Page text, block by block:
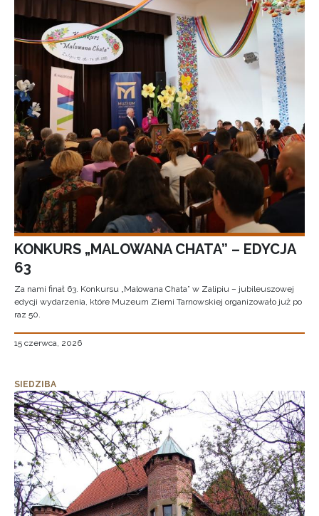
KONKURS „MALOWANA CHATA” – EDYCJA
63
Za nami finał 63. Konkursu „Malowana Chata” w Zalipiu – jubileuszowej
edycji wydarzenia, które Muzeum Ziemi Tarnowskiej organizowało już po
raz 50.
15 czerwca, 2026
SIEDZIBA